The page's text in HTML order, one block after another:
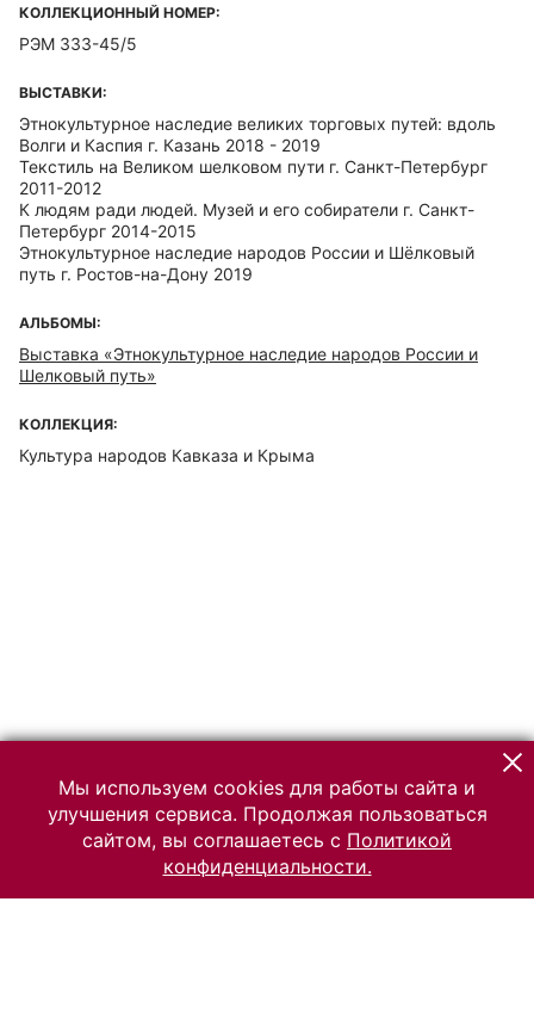
КОЛЛЕКЦИОННЫЙ НОМЕР:
РЭМ 333-45/5
ВЫСТАВКИ:
Этнокультурное наследие великих торговых путей: вдоль
Волги и Каспия г. Казань 2018 - 2019
Текстиль на Великом шелковом пути г. Санкт-Петербург
2011-2012
К людям ради людей. Музей и его собиратели г. Санкт-
Петербург 2014-2015
Этнокультурное наследие народов России и Шёлковый
путь г. Ростов-на-Дону 2019
АЛЬБОМЫ:
Выставка «Этнокультурное наследие народов России и
Шелковый путь»
КОЛЛЕКЦИЯ:
Культура народов Кавказа и Крыма
Мы используем cookies для работы сайта и
улучшения сервиса. Продолжая пользоваться
сайтом, вы соглашаетесь с Политикой
конфиденциальности.